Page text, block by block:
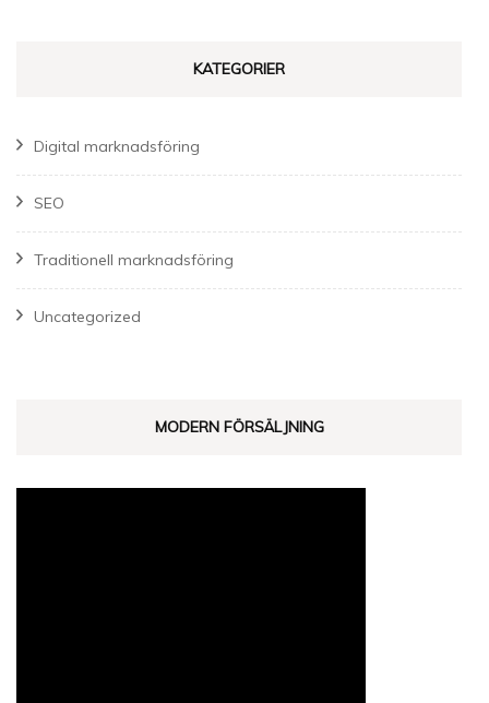
KATEGORIER
Digital marknadsföring
SEO
Traditionell marknadsföring
Uncategorized
MODERN FÖRSÄLJNING